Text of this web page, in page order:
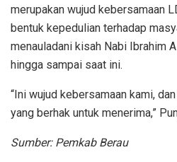
merupakan wujud kebersamaan
bentuk kepedulian terhadap
menauladani kisah Nabi Ibrahim
hingga sampai saat ini.
“Ini wujud kebersamaan kami,
yang berhak untuk menerima,”
Sumber: Pemkab Berau